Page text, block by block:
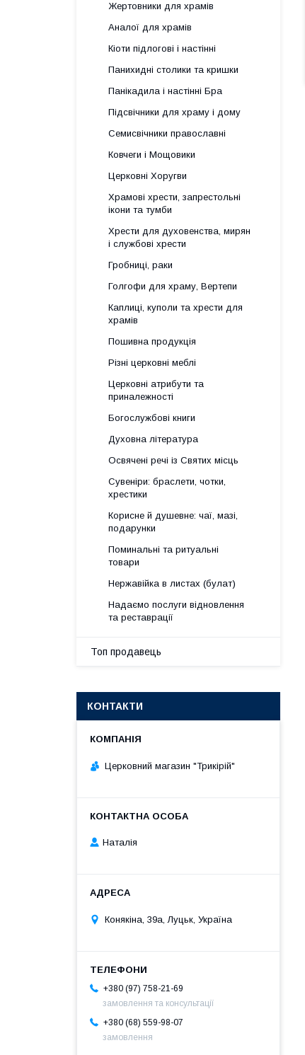
Жертовники для храмів
Аналої для храмів
Кіоти підлогові і настінні
Панихидні столики та кришки
Панікадила і настінні Бра
Підсвічники для храму і дому
Семисвічники православні
Ковчеги і Мощовики
Церковні Хоругви
Храмові хрести, запрестольні
ікони та тумби
Хрести для духовенства, мирян
і службові хрести
Гробниці, раки
Голгофи для храму, Вертепи
Каплиці, куполи та хрести для
храмів
Пошивна продукція
Різні церковні меблі
Церковні атрибути та
приналежності
Богослужбові книги
Духовна література
Освячені речі із Святих місць
Сувеніри: браслети, чотки,
хрестики
Корисне й душевне: чаї, мазі,
подарунки
Поминальні та ритуальні
товари
Нержавійка в листах (булат)
Надаємо послуги відновлення
та реставрації
Топ продавець
КОНТАКТИ
Церковний магазин "Трикірій"
Наталія
Конякіна, 39а, Луцьк, Україна
+380 (97) 758-21-69
замовлення та консультації
+380 (68) 559-98-07
замовлення